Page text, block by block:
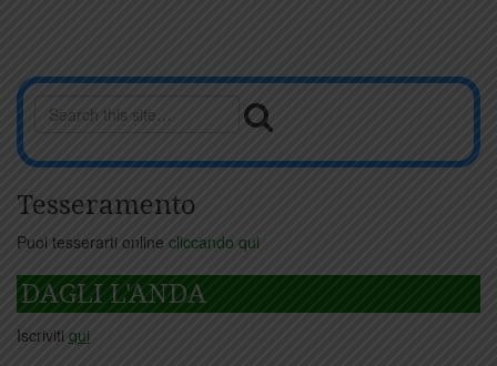
Tesseramento
Puoi tesserarti online cliccando qui
DAGLI L'ANDA
Iscriviti qui